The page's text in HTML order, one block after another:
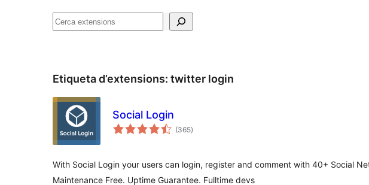
Cerca
Etiqueta d’extensions: twitter login
Social Login
(365puntuacions
totals
)
With Social Login your users can login, register and comment with 40+ Social
Maintenance Free. Uptime Guarantee. Fulltime devs